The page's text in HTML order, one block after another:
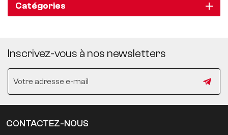
Catégories
Inscrivez-vous à nos newsletters
CONTACTEZ-NOUS